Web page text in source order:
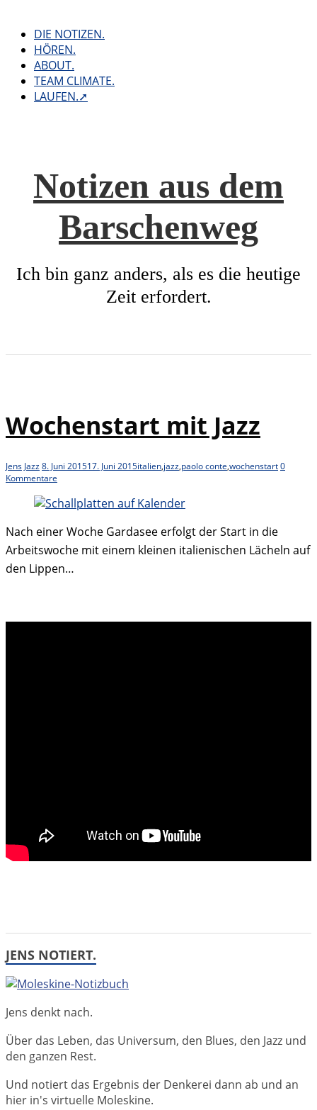
contentDIE NOTIZEN.
HÖREN.
ABOUT.
TEAM CLIMATE.
LAUFEN.➚
Notizen aus dem
Barschenweg
Ich bin ganz anders, als es die heutige
Zeit erfordert.
Wochenstart mit Jazz
JensJazz8. Juni 201517. Juni 2015italien,jazz,paolo conte,wochenstart0
Kommentare
Nach einer Woche Gardasee erfolgt der Start in die
Arbeitswoche mit einem kleinen italienischen Lächeln auf
den Lippen…
JENS NOTIERT.
Jens denkt nach.
Über das Leben, das Universum, den Blues, den Jazz und
den ganzen Rest.
Und notiert das Ergebnis der Denkerei dann ab und an
hier in's virtuelle Moleskine.